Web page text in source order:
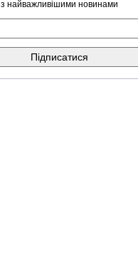
з найважливішими новинами